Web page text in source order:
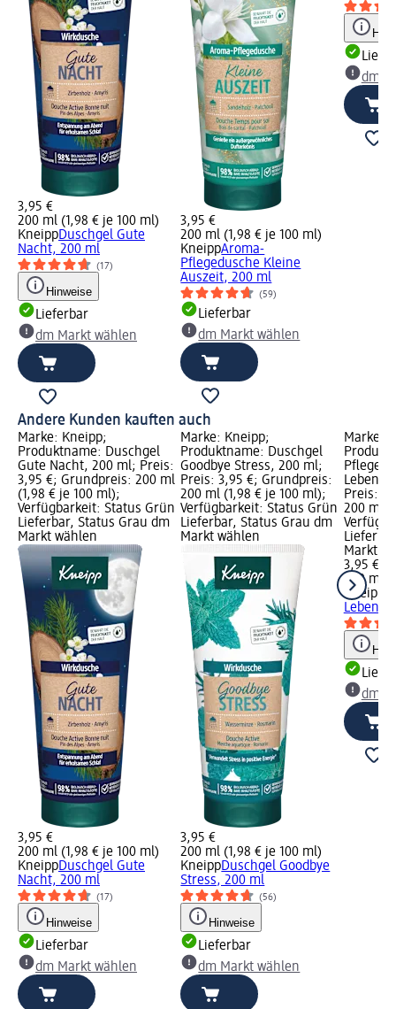
3,95 €
200 ml (1,98 € je 100 ml)
KneippDuschgel Gute
Nacht, 200 ml
(17)
Hinweise
Lieferbar
dm Markt wählen
3,95 €
200 ml (1,98 € je 100 ml)
KneippAroma-
Pflegedusche Kleine
Auszeit, 200 ml
(59)
Lieferbar
dm Markt wählen
dm
Andere Kunden kauften auch
Marke: Kneipp;
Produktname: Duschgel
Gute Nacht, 200 ml; Preis:
3,95 €; Grundpreis: 200 ml
(1,98 € je 100 ml);
Verfügbarkeit: Status Grün
Lieferbar, Status Grau dm
Markt wählen
3,95 €
200 ml (1,98 € je 100 ml)
KneippDuschgel Gute
Nacht, 200 ml
(17)
Hinweise
Lieferbar
dm Markt wählen
Marke: Kneipp;
Produktname: Duschgel
Goodbye Stress, 200 ml;
Preis: 3,95 €; Grundpreis:
200 ml (1,98 € je 100 ml);
Verfügbarkeit: Status Grün
Lieferbar, Status Grau dm
Markt wählen
3,95 €
200 ml (1,98 € je 100 ml)
KneippDuschgel Goodbye
Stress, 200 ml
(56)
Hinweise
Lieferbar
dm Markt wählen
Marke:
Preis:
200 ml
Markt
3,95 €
200 ml
Kneipp
dm